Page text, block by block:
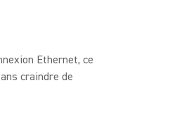
Ethernet, ce
craindre de